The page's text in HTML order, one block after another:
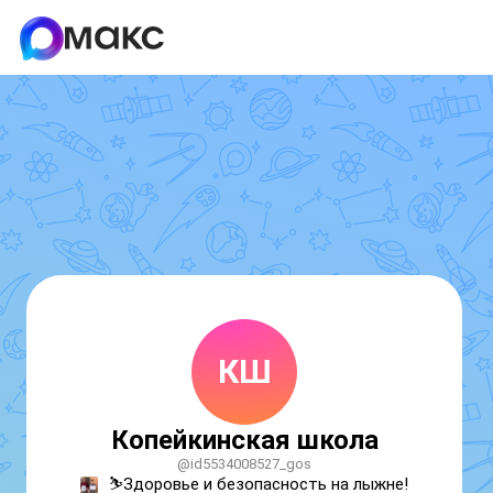
КШ
Копейкинская школа
@id5534008527_gos
⛷️Здоровье и безопасность на лыжне!